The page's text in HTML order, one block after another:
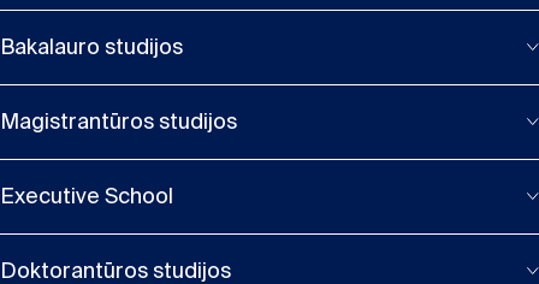
Bakalauro studijos
Magistrantūros studijos
Executive School
Doktorantūros studijos